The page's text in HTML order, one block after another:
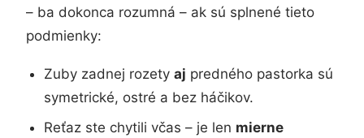
– ba dokonca rozumná – ak sú splnené tieto
podmienky:
Zuby zadnej rozety aj predného pastorka sú
symetrické, ostré a bez háčikov.
Reťaz ste chytili včas – je len mierne